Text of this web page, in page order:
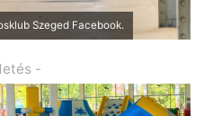
Szeged Facebook.
-